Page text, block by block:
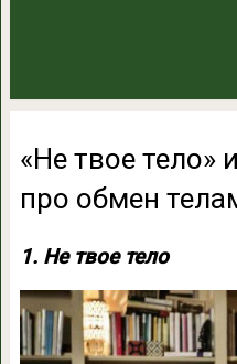
«Не твое
про обмен
1. Не твое тело